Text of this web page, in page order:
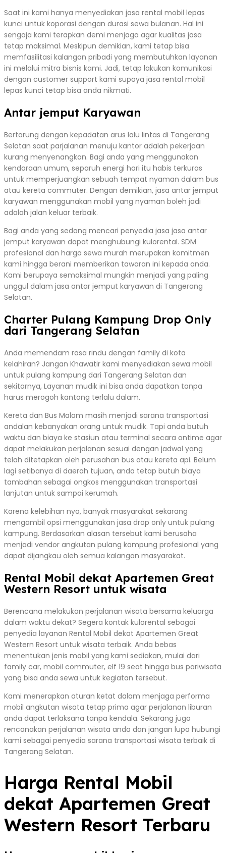
Saat ini kami hanya menyediakan jasa rental mobil lepas
kunci untuk koporasi dengan durasi sewa bulanan. Hal ini
sengaja kami terapkan demi menjaga agar kualitas jasa
tetap maksimal. Meskipun demikian, kami tetap bisa
memfasilitasi kalangan pribadi yang membutuhkan layanan
ini melalui mitra bisnis kami. Jadi, tetap lakukan komunikasi
dengan customer support kami supaya jasa rental mobil
lepas kunci tetap bisa anda nikmati.
Antar jemput Karyawan
Bertarung dengan kepadatan arus lalu lintas di Tangerang
Selatan saat parjalanan menuju kantor adalah pekerjaan
kurang menyenangkan. Bagi anda yang menggunakan
kendaraan umum, separuh energi hari itu habis terkuras
untuk memperjuangkan sebuah tempat nyaman dalam bus
atau kereta commuter. Dengan demikian, jasa antar jemput
karyawan menggunakan mobil yang nyaman boleh jadi
adalah jalan keluar terbaik.
Bagi anda yang sedang mencari penyedia jasa jasa antar
jemput karyawan dapat menghubungi kulorental. SDM
profesional dan harga sewa murah merupakan komitmen
kami hingga berani memberikan tawaran ini kepada anda.
Kami berupaya semaksimal mungkin menjadi yang paling
unggul dalam jasa antar jemput karyawan di Tangerang
Selatan.
Charter Pulang Kampung Drop Only
dari Tangerang Selatan
Anda memendam rasa rindu dengan family di kota
kelahiran? Jangan Khawatir kami menyediakan sewa mobil
untuk pulang kampung dari Tangerang Selatan dan
sekitarnya, Layanan mudik ini bisa anda dapatkan tanpa
harus merogoh kantong terlalu dalam.
Kereta dan Bus Malam masih menjadi sarana transportasi
andalan kebanyakan orang untuk mudik. Tapi anda butuh
waktu dan biaya ke stasiun atau terminal secara ontime agar
dapat melakukan perjalanan sesuai dengan jadwal yang
telah ditetapkan oleh perusahan bus atau kereta api. Belum
lagi setibanya di daerah tujuan, anda tetap butuh biaya
tambahan sebagai ongkos menggunakan transportasi
lanjutan untuk sampai kerumah.
Karena kelebihan nya, banyak masyarakat sekarang
mengambil opsi menggunakan jasa drop only untuk pulang
kampung. Berdasarkan alasan tersebut kami berusaha
menjadi vendor angkutan pulang kampung profesional yang
dapat dijangkau oleh semua kalangan masyarakat.
Rental Mobil dekat Apartemen Great
Western Resort untuk wisata
Berencana melakukan perjalanan wisata bersama keluarga
dalam waktu dekat? Segera kontak kulorental sebagai
penyedia layanan Rental Mobil dekat Apartemen Great
Western Resort untuk wisata terbaik. Anda bebas
menentukan jenis mobil yang kami sediakan, mulai dari
family car, mobil commuter, elf 19 seat hingga bus pariwisata
yang bisa anda sewa untuk kegiatan tersebut.
Kami menerapkan aturan ketat dalam menjaga performa
mobil angkutan wisata tetap prima agar perjalanan liburan
anda dapat terlaksana tanpa kendala. Sekarang juga
rencanakan perjalanan wisata anda dan jangan lupa hubungi
kami sebagai penyedia sarana transportasi wisata terbaik di
Tangerang Selatan.
Harga Rental Mobil
dekat Apartemen Great
Western Resort Terbaru